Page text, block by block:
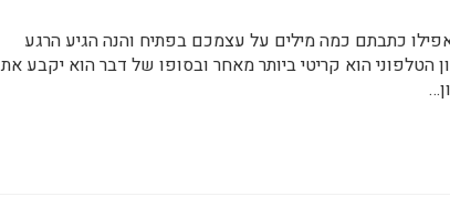
כתבתם כמה מילים על עצמכם בפתיח והנה הגיע הרגע
הטלפוני הוא קריטי ביותר מאחר ובסופו של דבר הוא יקבע את